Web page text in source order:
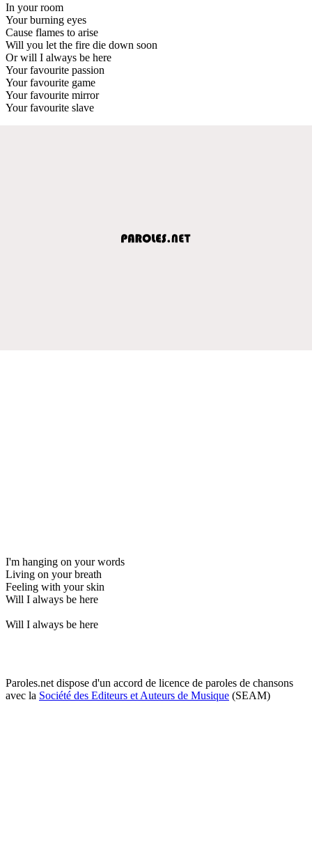
In your room
Your burning eyes
Cause flames to arise
Will you let the fire die down soon
Or will I always be here
Your favourite passion
Your favourite game
Your favourite mirror
Your favourite slave
I'm hanging on your words
Living on your breath
Feeling with your skin
Will I always be here
Will I always be here
Paroles.net dispose d'un accord de licence de paroles de chansons
avec la Société des Editeurs et Auteurs de Musique (SEAM)